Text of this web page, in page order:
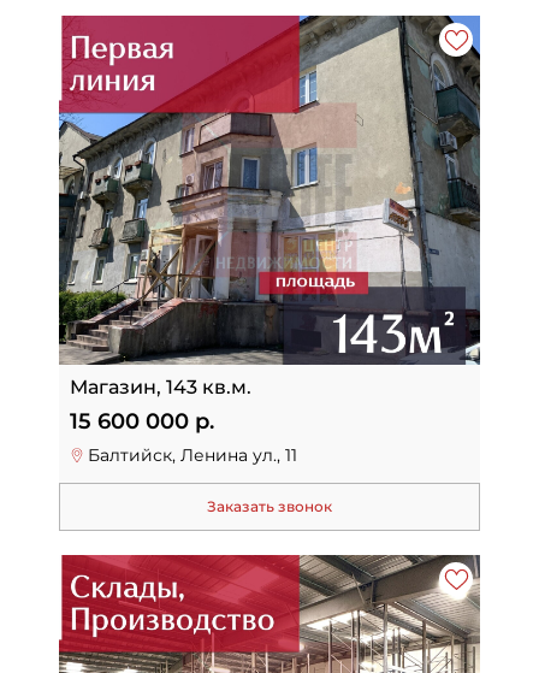
Магазин, 143 кв.м.
15 600 000 р.
Балтийск, Ленина ул., 11
Заказать звонок